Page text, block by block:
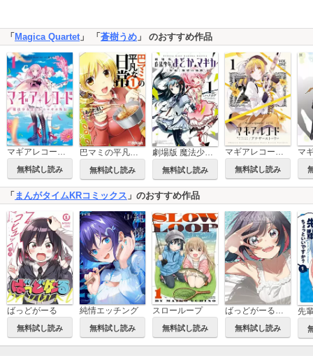
「Magica Quartet 」 「蒼樹うめ 」 のおすすめ作品
マギアレコード 魔法少女まどか☆マギカ外伝
無料試し読み 無料試し読み 無料試し読み
マギアレコード 魔法少女まどか☆マギカ外伝 アナザーストーリー
無料試し読み
「 まんがタイムKRコミックス 」のおすすめ作品
ばっどがーる
無料試し読み
純情エッチング
無料試し読み
スローループ
無料試し読み 無料試し読み